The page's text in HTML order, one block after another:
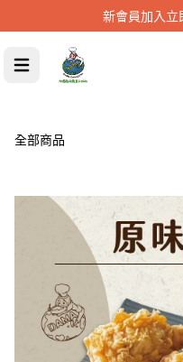
新會員加入立
全部商品